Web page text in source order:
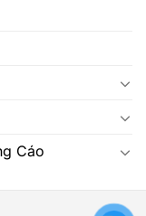
Cáo